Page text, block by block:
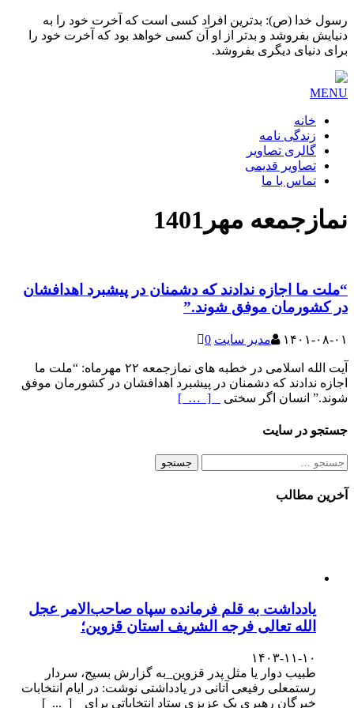
رسول خدا (ص): بدترین افراد کسی است که آخرت خود را به
دنیایش بفروشد و بدتر از او آن کسی خواهد بود که آخرت خود را
برای دنیای دیگری بفروشد.
MENU
خانه
زندگی نامه
گالری تصاویر
تصاویر قدیمی
تماس با ما
نمازجمعه مهر1401
“ملت ما اجازه ندادند که دشمنان در پیشبرد اهدافشان
در کشورمان موفق شوند.”
۱۴۰۱-۰۸-۰۱ مدیر سایت 0
آیت الله اسلامی در خطبه های نمازجمعه ۲۲ مهرماه: “ملت ما
اجازه ندادند که دشمنان در پیشبرد اهدافشان در کشورمان موفق
شوند.” انسان اگر سختی
[ … ]
جستجو در سایت
جستجو
آخرین مطالب
یادداشت به قلم فرمانده سپاه صاحب‌الامر عجل
الله تعالی فرجه الشریف استان قزوین؛
۱۴۰۳-۱۱-۱۰
طبیب دوار یا مثل پدر قزوین_به گزارش بسیج، سردار
رستمعلی رفیعی آتانی در یادداشتی نوشت: در ایام انتخابات
خبرگان رهبری یک عزیزی ستاد انتخاباتی برای [ ... ]